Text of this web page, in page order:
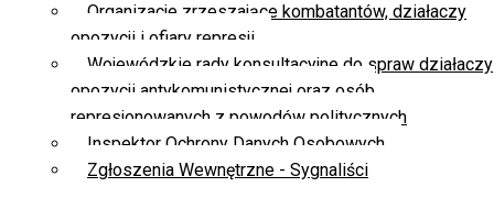
Organizacje zrzeszające kombatantów, działaczy
opozycji i ofiary represji
Wojewódzkie rady konsultacyjne do spraw działaczy
opozycji antykomunistycznej oraz osób
represjonowanych z powodów politycznych
Inspektor Ochrony Danych Osobowych
Zgłoszenia Wewnętrzne - Sygnaliści